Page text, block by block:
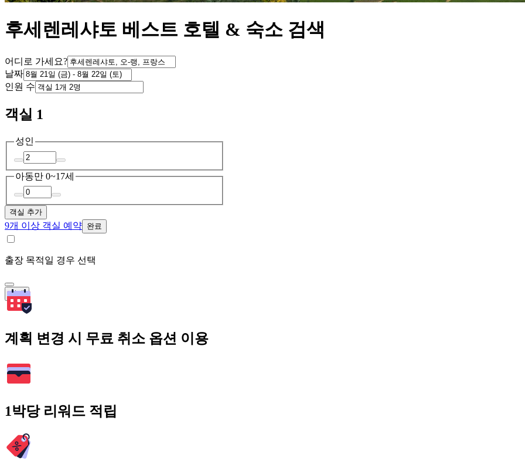
후세렌레샤토 베스트 호텔 & 숙소 검색
어디로 가세요?
날짜
인원 수
객실 1
성인
아동만 0~17세
객실 추가
9개 이상 객실 예약 완료
출장 목적일 경우 선택
검색
계획 변경 시 무료 취소 옵션 이용
1박당 리워드 적립